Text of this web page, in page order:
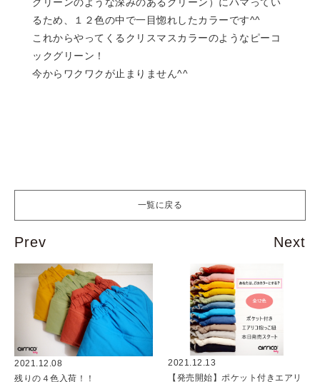
グリーンのような深みのあるグリーン）にハマってい
るため、１２色の中で一目惚れしたカラーです^^
これからやってくるクリスマスカラーのようなピーコ
ックグリーン！
今からワクワクが止まりません^^
一覧に戻る
2021.12.08
残りの４色入荷！！
2021.12.13
【発売開始】ポケット付きエアリ